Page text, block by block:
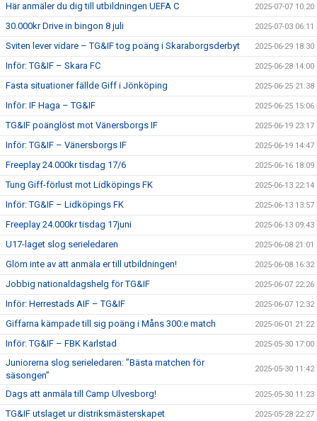
Här anmäler du dig till utbildningen UEFA C 2025-07-07 10:20
30.000kr Drive in bingon 8 juli 2025-07-03 06:11
Sviten lever vidare – TG&IF tog poäng i Skaraborgsderbyt 2025-06-29 18:30
Inför: TG&IF – Skara FC 2025-06-28 14:00
Fasta situationer fällde Giff i Jönköping 2025-06-25 21:38
Inför: IF Haga – TG&IF 2025-06-25 15:06
TG&IF poänglöst mot Vänersborgs IF 2025-06-19 23:17
Inför: TG&IF – Vänersborgs IF 2025-06-19 14:47
Freeplay 24.000kr tisdag 17/6 2025-06-16 18:09
Tung Giff-förlust mot Lidköpings FK 2025-06-13 22:14
Inför: TG&IF – Lidköpings FK 2025-06-13 13:57
Freeplay 24.000kr tisdag 17juni 2025-06-13 09:43
U17-laget slog serieledaren 2025-06-08 21:01
Glöm inte av att anmäla er till utbildningen! 2025-06-08 16:32
Jobbig nationaldagshelg för TG&IF 2025-06-07 22:26
Inför: Herrestads AIF – TG&IF 2025-06-07 12:32
Giffarna kämpade till sig poäng i Måns 300:e match 2025-06-01 21:22
Inför: TG&IF – FBK Karlstad 2025-05-30 17:00
Juniorerna slog serieledaren: ”Bästa matchen för
säsongen”
2025-05-30 11:42
Dags att anmäla till Camp Ulvesborg! 2025-05-30 11:23
TG&IF utslaget ur distriksmästerskapet 2025-05-28 22:27